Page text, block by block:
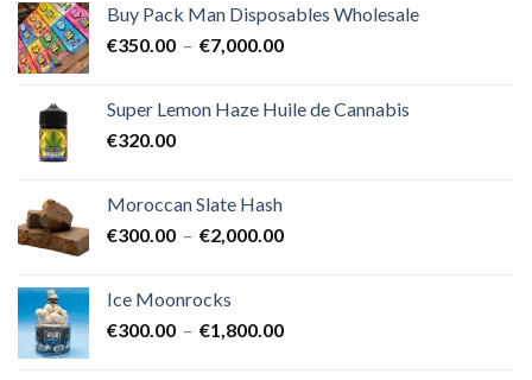
€400.00
à
Buy Pack Man Disposables Wholesale
€350.00 – €7,000.00Plage
€350.00
Super Lemon Haze Huile de Cannabis
€320.00
Moroccan Slate Hash
€300.00 – €2,000.00Plage
à
Ice Moonrocks
€300.00 – €1,800.00Plage